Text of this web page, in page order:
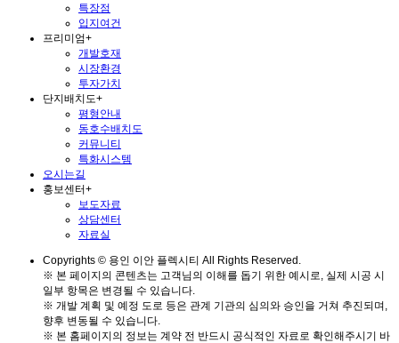
특장점
입지여건
프리미엄+
개발호재
시장환경
투자가치
단지배치도+
평형안내
동호수배치도
커뮤니티
특화시스템
오시는길
홍보센터+
보도자료
상담센터
자료실
Copyrights © 용인 이안 플렉시티 All Rights Reserved.
※ 본 페이지의 콘텐츠는 고객님의 이해를 돕기 위한 예시로, 실제 시공 시
일부 항목은 변경될 수 있습니다.
※ 개발 계획 및 예정 도로 등은 관계 기관의 심의와 승인을 거쳐 추진되며,
향후 변동될 수 있습니다.
※ 본 홈페이지의 정보는 계약 전 반드시 공식적인 자료로 확인해주시기 바